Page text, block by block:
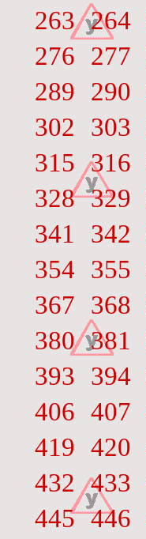
263 264
276
277
289
290
302
303
315 316
328 329
341
342
354
355
367
368
380 381
393
394
406 407
419 420
432 433
445 446